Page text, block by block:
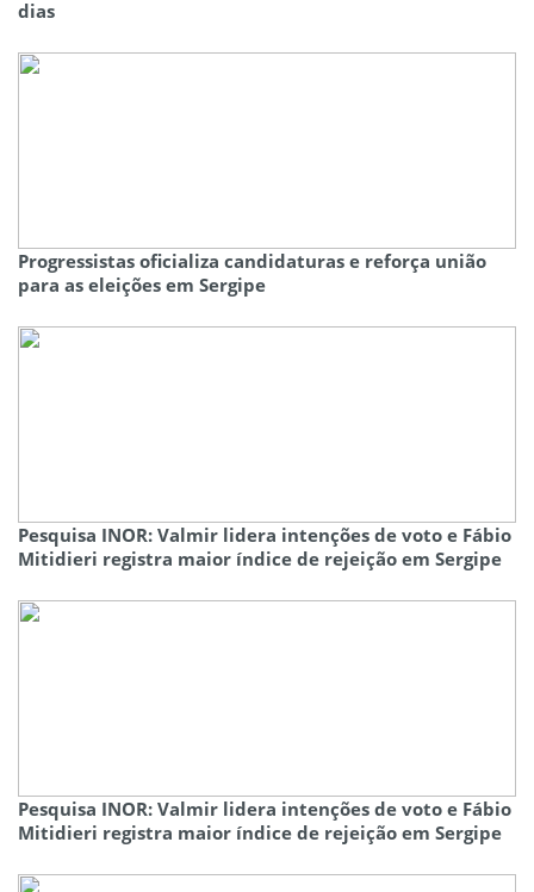
dias
Progressistas oficializa candidaturas e reforça união
para as eleições em Sergipe
Pesquisa INOR: Valmir lidera intenções de voto e Fábio
Mitidieri registra maior índice de rejeição em Sergipe
Pesquisa INOR: Valmir lidera intenções de voto e Fábio
Mitidieri registra maior índice de rejeição em Sergipe